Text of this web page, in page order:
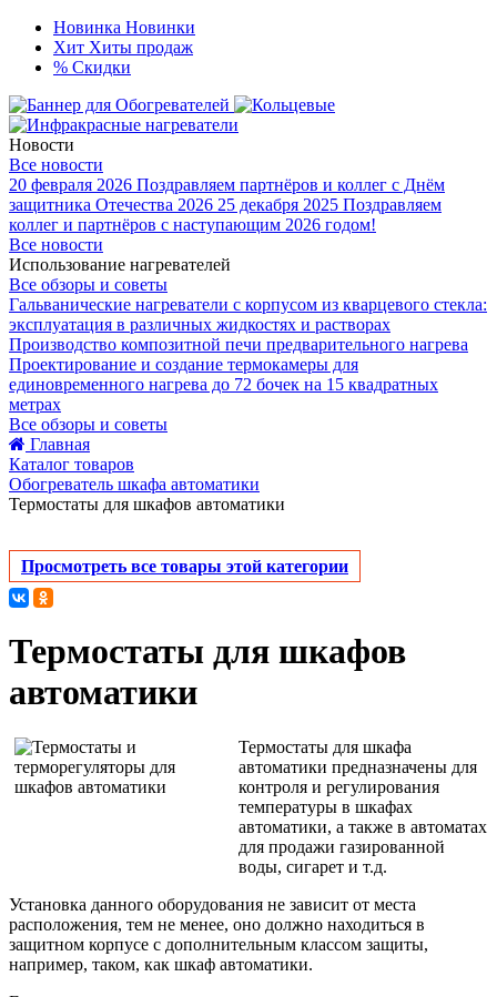
Новинка Новинки
Хит Хиты продаж
% Скидки
Новости
Все новости
20 февраля 2026 Поздравляем партнёров и коллег с Днём
защитника Отечества 2026 25 декабря 2025 Поздравляем
коллег и партнёров с наступающим 2026 годом!
Все новости
Использование нагревателей
Все обзоры и советы
Гальванические нагреватели с корпусом из кварцевого стекла:
эксплуатация в различных жидкостях и растворах
Производство композитной печи предварительного нагрева
Проектирование и создание термокамеры для
единовременного нагрева до 72 бочек на 15 квадратных
метрах
Все обзоры и советы
Главная
Каталог товаров
Обогреватель шкафа автоматики
Термостаты для шкафов автоматики
Просмотреть все товары этой категории
Термостаты для шкафов
автоматики
Термостаты для шкафа
автоматики предназначены для
контроля и регулирования
температуры в шкафах
автоматики, а также в автоматах
для продажи газированной
воды, сигарет и т.д.
Установка данного оборудования не зависит от места
расположения, тем не менее, оно должно находиться в
защитном корпусе с дополнительным классом защиты,
например, таком, как шкаф автоматики.